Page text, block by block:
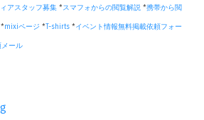
アスタッフ募集 *スマフォからの閲覧解説 *携帯から閲
*mixiページ *T-shirts *イベント情報無料掲載依頼フォー
メール